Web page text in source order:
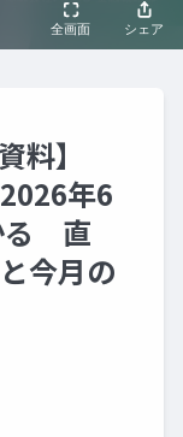
料】
年6
る 直
今月の